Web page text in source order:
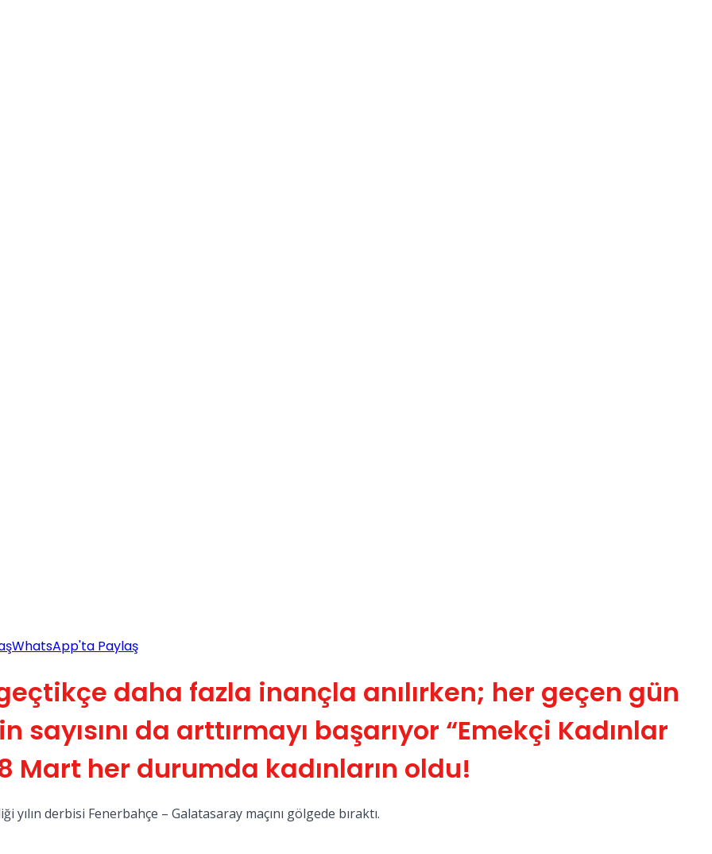
WhatsApp'ta Paylaş
daha fazla inançla anılırken; her geçen gün
sayısını da arttırmayı başarıyor “Emekçi Kadınlar
Mart her durumda kadınların oldu!
derbisi Fenerbahçe – Galatasaray maçını gölgede bıraktı.